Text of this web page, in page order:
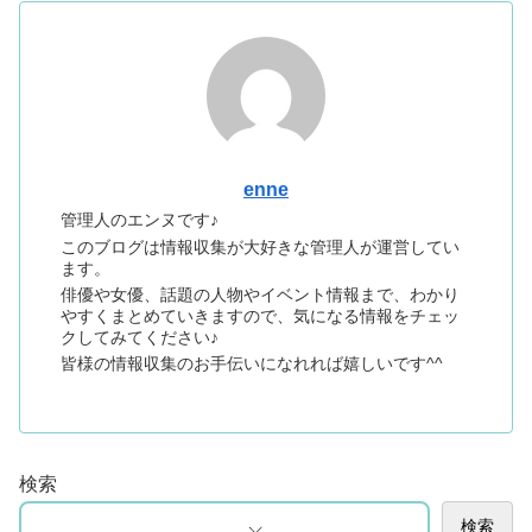
enne
管理人のエンヌです♪
このブログは情報収集が大好きな管理人が運営してい
ます。
俳優や女優、話題の人物やイベント情報まで、わかり
やすくまとめていきますので、気になる情報をチェッ
クしてみてください♪
皆様の情報収集のお手伝いになれれば嬉しいです^^
検索
検索